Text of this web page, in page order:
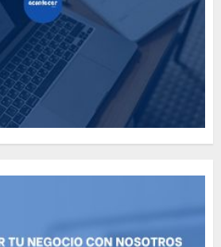
Need to Know About the
Classic Cars in a Retro